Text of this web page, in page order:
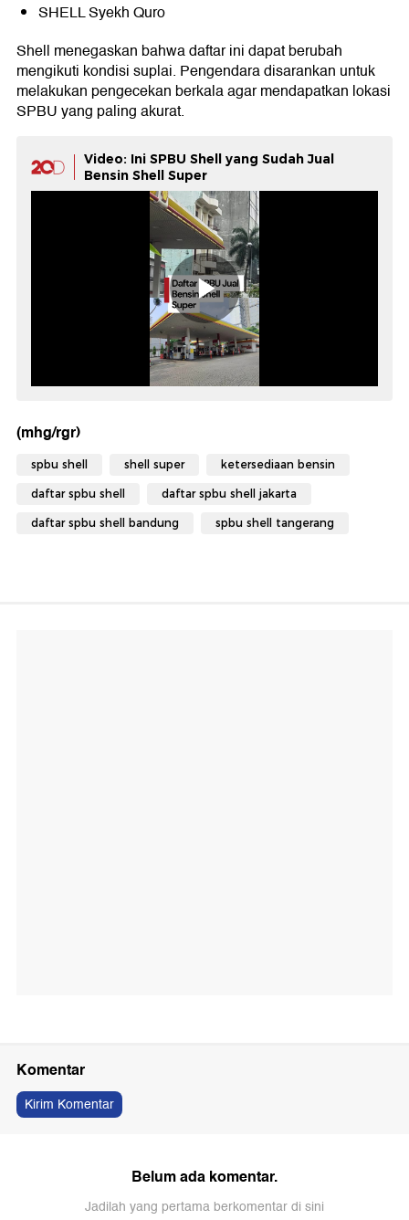
SHELL Syekh Quro
Shell menegaskan bahwa daftar ini dapat berubah
mengikuti kondisi suplai. Pengendara disarankan untuk
melakukan pengecekan berkala agar mendapatkan lokasi
SPBU yang paling akurat.
Video: Ini SPBU Shell yang Sudah Jual
Bensin Shell Super
(mhg/rgr)
spbu shell shell super ketersediaan bensin
daftar spbu shell daftar spbu shell jakarta
daftar spbu shell bandung spbu shell tangerang
Komentar
Kirim Komentar
Belum ada komentar.
Jadilah yang pertama berkomentar di sini